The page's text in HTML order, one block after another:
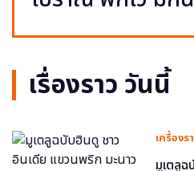
เรื่องราว วันนี้
เครื่องร
มูเตลู